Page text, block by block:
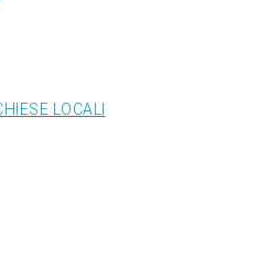
LOCALI